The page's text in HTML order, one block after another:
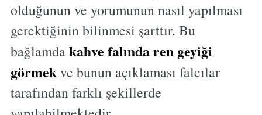
olduğunun ve yorumunun nasıl yapılması
gerektiğinin bilinmesi şarttır. Bu
bağlamdakahve falında ren geyiği
görmekve bunun açıklaması falcılar
tarafından farklı şekillerde